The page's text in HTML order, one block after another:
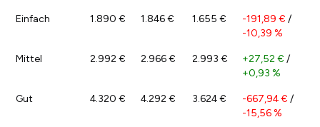
Einfach 1.890 € 1.846 € 1.655 € -191,89 € /
-10,39 %
Mittel 2.992 € 2.966 € 2.993 € +27,52 € /
+0,93 %
Gut 4.320 € 4.292 € 3.624 € -667,94 € /
-15,56 %